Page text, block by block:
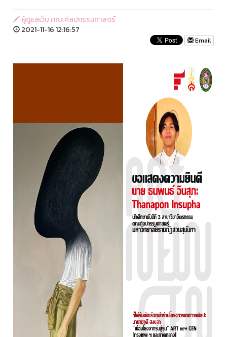
ผู้ดูแลเว็บ คณะศิลปกรรมศาสตร์
2021-11-16 12:16:57
Email